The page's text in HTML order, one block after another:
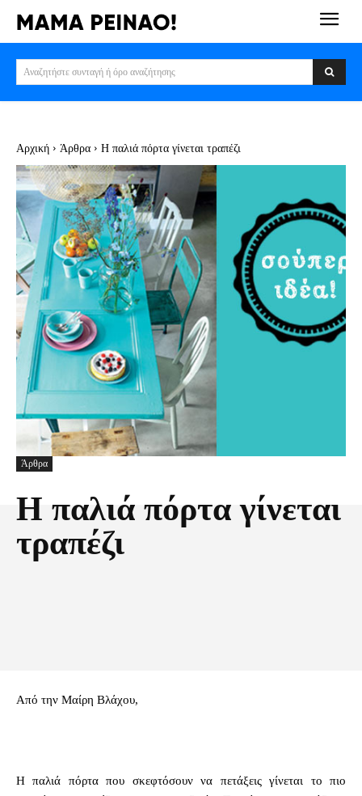
Αναζητήστε συνταγή ή όρο αναζήτησης
Αρχική Άρθρα H παλιά πόρτα γίνεται τραπέζι
Άρθρα
H παλιά πόρτα γίνεται
τραπέζι
Aπό την Μαίρη Βλάχου,
Η παλιά πόρτα που σκεφτόσουν να πετάξεις γίνεται το πιο